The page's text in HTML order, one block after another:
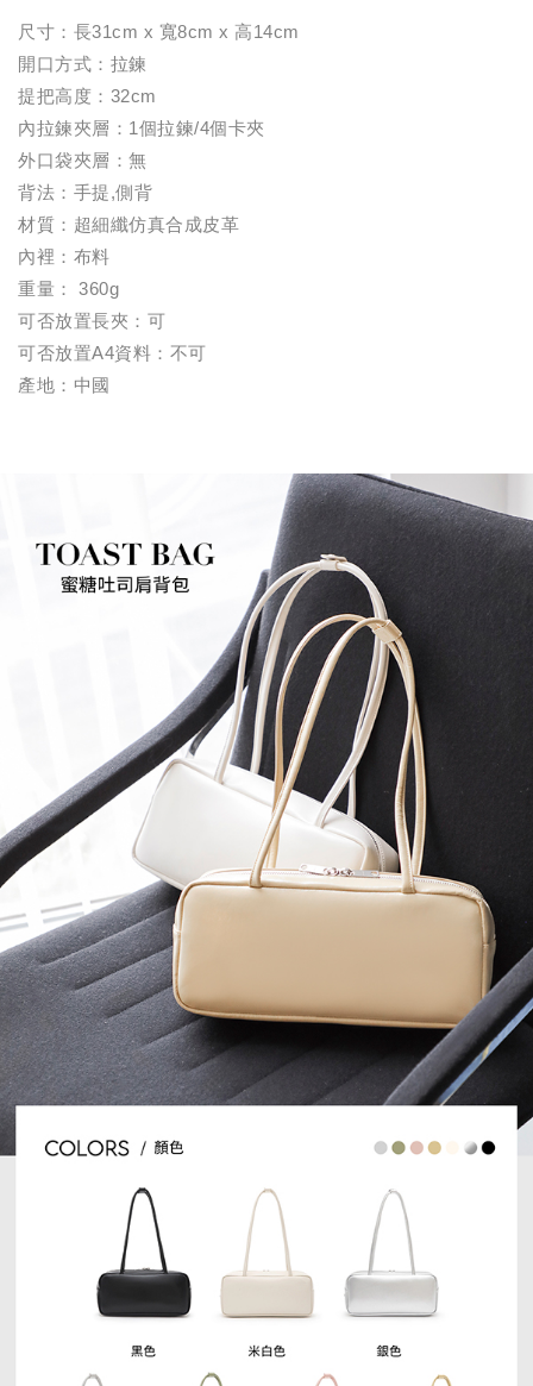
尺寸：長31cm x 寬8cm x 高14cm
開口方式：拉鍊
提把高度：32cm
內拉鍊夾層：1個拉鍊/4個卡夾
外口袋夾層：無
背法：手提,側背
材質：超細纖仿真合成皮革
內裡：布料
重量： 360g
可否放置長夾：可
可否放置A4資料：不可
產地：中國